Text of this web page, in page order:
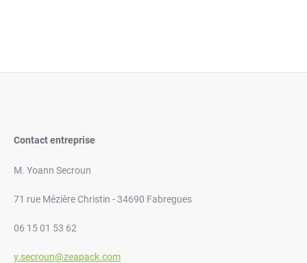
Contact entreprise
M. Yoann Secroun
71 rue Mézière Christin - 34690 Fabregues
06 15 01 53 62
y.secroun@zeapack.com